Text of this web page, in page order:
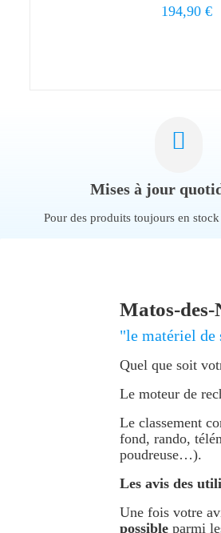
Prix
194,90 €
Mises à jour
Pour des produits toujours en
Matos-des-
"le matériel de
Quel que soit
Le moteur de
Le classement
fond, rando,
poudreuse…).
Les avis des
Une fois votre
possible parmi